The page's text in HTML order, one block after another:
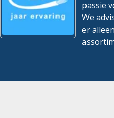
passie
We
er